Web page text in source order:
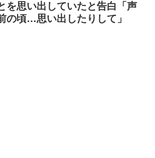
を思い出していたと告白「声
の頃…思い出したりして」